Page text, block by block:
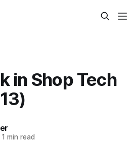
in Shop Tech
1 min read